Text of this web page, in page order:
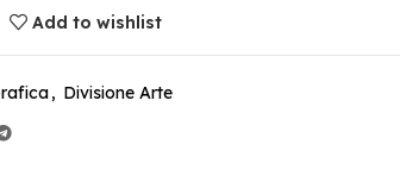
Add to wishlist
, Divisione Arte